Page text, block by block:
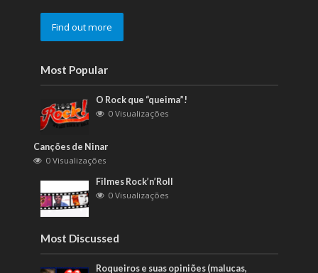
Find out more
Most Popular
O Rock que “queima”!
0 Visualizações
Canções de Ninar
0 Visualizações
Filmes Rock’n’Roll
0 Visualizações
Most Discussed
Roqueiros e suas opiniões (malucas,